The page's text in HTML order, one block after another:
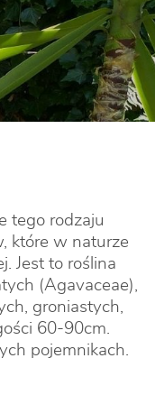
tego rodzaju
które w naturze
Jest to roślina
(Agavaceae),
groniastych,
60-90cm.
pojemnikach.